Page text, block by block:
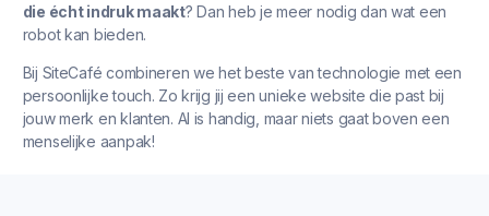
die écht indruk maakt? Dan heb je meer nodig dan wat een
robot kan bieden.
Bij SiteCafé combineren we het beste van technologie met een
persoonlijke touch. Zo krijg jij een unieke website die past bij
jouw merk en klanten. AI is handig, maar niets gaat boven een
menselijke aanpak!